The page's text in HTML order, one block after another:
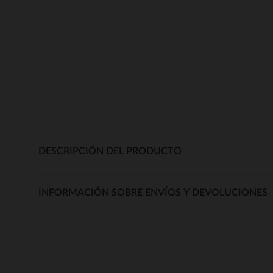
DESCRIPCIÓN DEL PRODUCTO
INFORMACIÓN SOBRE ENVÍOS Y DEVOLUCIONES